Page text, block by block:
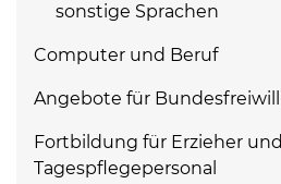
sonstige Sprachen
Computer und Beruf
Angebote für
Fortbildung für Erzieher und
Tagespflegepersonal